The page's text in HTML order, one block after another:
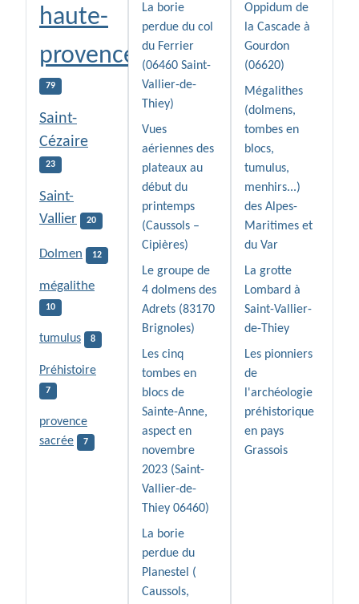
haute-
provence
79
Saint-
Cézaire
23
Saint-
Vallier
20
Dolmen 12
mégalithe
10
tumulus 8
Préhistoire
7
provence
sacrée
7
La borie
perdue du col
du Ferrier
(06460 Saint-
Vallier-de-
Thiey)
Vues
aériennes des
plateaux au
début du
printemps
(Caussols –
Cipières)
Le groupe de
4 dolmens des
Adrets (83170
Brignoles)
Les cinq
tombes en
blocs de
Sainte-Anne,
aspect en
novembre
2023 (Saint-
Vallier-de-
Thiey 06460)
La borie
perdue du
Planestel (
Caussols,
Oppidum de
la Cascade à
Gourdon
(06620)
Mégalithes
(dolmens,
tombes en
blocs,
tumulus,
menhirs...)
des Alpes-
Maritimes et
du Var
La grotte
Lombard à
Saint-Vallier-
de-Thiey
Les pionniers
de
l'archéologie
préhistorique
en pays
Grassois